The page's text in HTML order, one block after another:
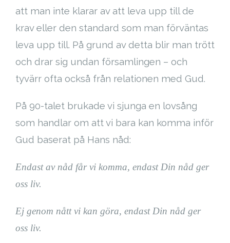
att man inte klarar av att leva upp till de
krav eller den standard som man förväntas
leva upp till. På grund av detta blir man trött
och drar sig undan församlingen – och
tyvärr ofta också från relationen med Gud.
På 90-talet brukade vi sjunga en lovsång
som handlar om att vi bara kan komma inför
Gud baserat på Hans nåd:
Endast av nåd får vi komma, endast Din nåd ger
oss liv.
Ej genom nått vi kan göra, endast Din nåd ger
oss liv.